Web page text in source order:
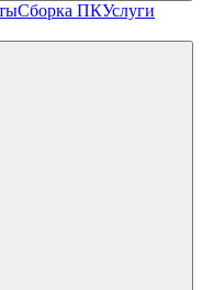
Сборка ПКУслуги